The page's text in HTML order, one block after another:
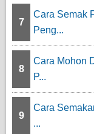
7
Cara Semak
Peng...
8
Cara Mohon
P...
9
Cara
...